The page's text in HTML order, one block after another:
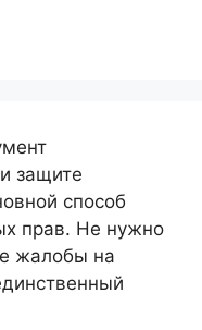
защите
способ
прав. Не нужно
жалобы на